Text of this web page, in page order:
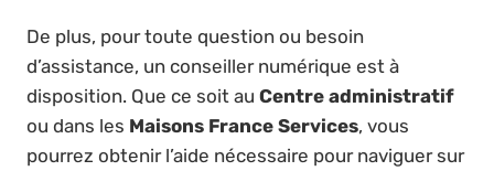
De plus, pour toute question ou besoin
d’assistance, un conseiller numérique est à
disposition. Que ce soit au Centre administratif
ou dans les Maisons France Services, vous
pourrez obtenir l’aide nécessaire pour naviguer sur